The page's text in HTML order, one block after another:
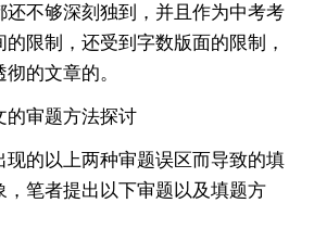
还不够深刻独到，并且作为中考考
限制，还受到字数版面的限制，
的文章的。
的审题方法探讨
现的以上两种审题误区而导致的填
，笔者提出以下审题以及填题方